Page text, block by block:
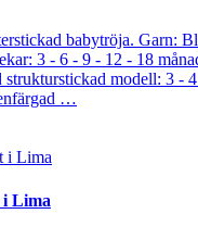
babytröja. Garn:
3 - 6 - 9 - 12 - 18
strukturstickad modell: 3 -
…
i Lima